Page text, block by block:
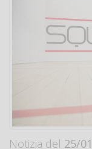
Notizia del 25/